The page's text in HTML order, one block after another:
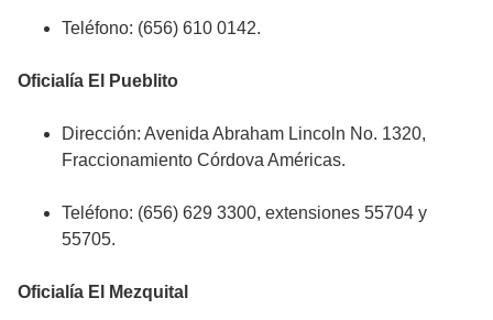
Teléfono: (656) 610 0142.
Oficialía El Pueblito
Dirección: Avenida Abraham Lincoln No. 1320,
Fraccionamiento Córdova Américas.
Teléfono: (656) 629 3300, extensiones 55704 y
55705.
Oficialía El Mezquital